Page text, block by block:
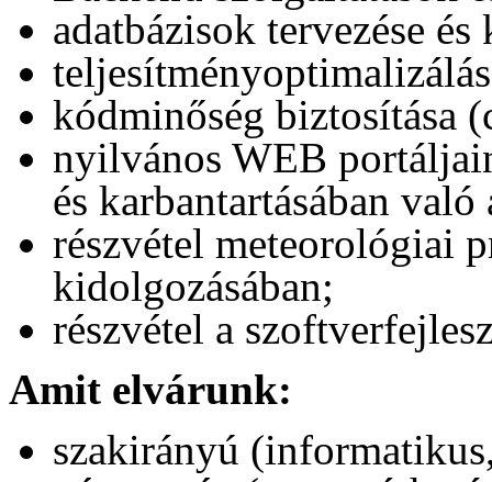
adatbázisok tervezése és
kódminőség biztosítása
nyilvános WEB
és karbantartásában
részvétel meteorológiai
kidolgozásában;
részvétel a
Amit elvárunk:
szakirányú